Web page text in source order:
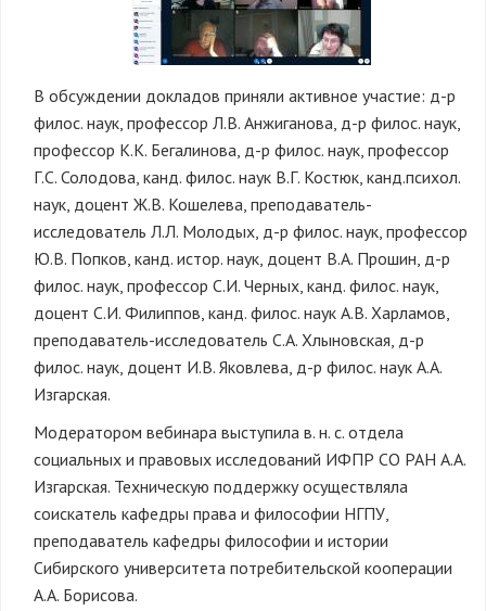
В обсуждении докладов приняли активное участие: д-р
филос. наук, профессор Л.В. Анжиганова, д-р филос. наук,
профессор К.К. Бегалинова, д-р филос. наук, профессор
Г.С. Солодова, канд. филос. наук В.Г. Костюк, канд.психол.
наук, доцент Ж.В. Кошелева, преподаватель-
исследователь Л.Л. Молодых, д-р филос. наук, профессор
Ю.В. Попков, канд. истор. наук, доцент В.А. Прошин, д-р
филос. наук, профессор С.И. Черных, канд. филос. наук,
доцент С.И. Филиппов, канд. филос. наук А.В. Харламов,
преподаватель-исследователь С.А. Хлыновская, д-р
филос. наук, доцент И.В. Яковлева, д-р филос. наук А.А.
Изгарская.
Модератором вебинара выступила в. н. с. отдела
социальных и правовых исследований ИФПР СО РАН А.А.
Изгарская. Техническую поддержку осуществляла
соискатель кафедры права и философии НГПУ,
преподаватель кафедры философии и истории
Сибирского университета потребительской кооперации
А.А. Борисова.